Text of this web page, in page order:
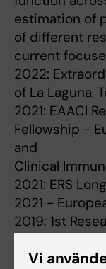
estimation of
of different
current
2022:
of La Laguna,
2021: EAACI
Fellowship -
and
Clinical
2021: ERS
2021 -
2019: 1st
Laguna’s
Vi